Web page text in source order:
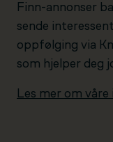
Finn-annonser
sende
oppfølging via
som hjelper deg
Les mer om